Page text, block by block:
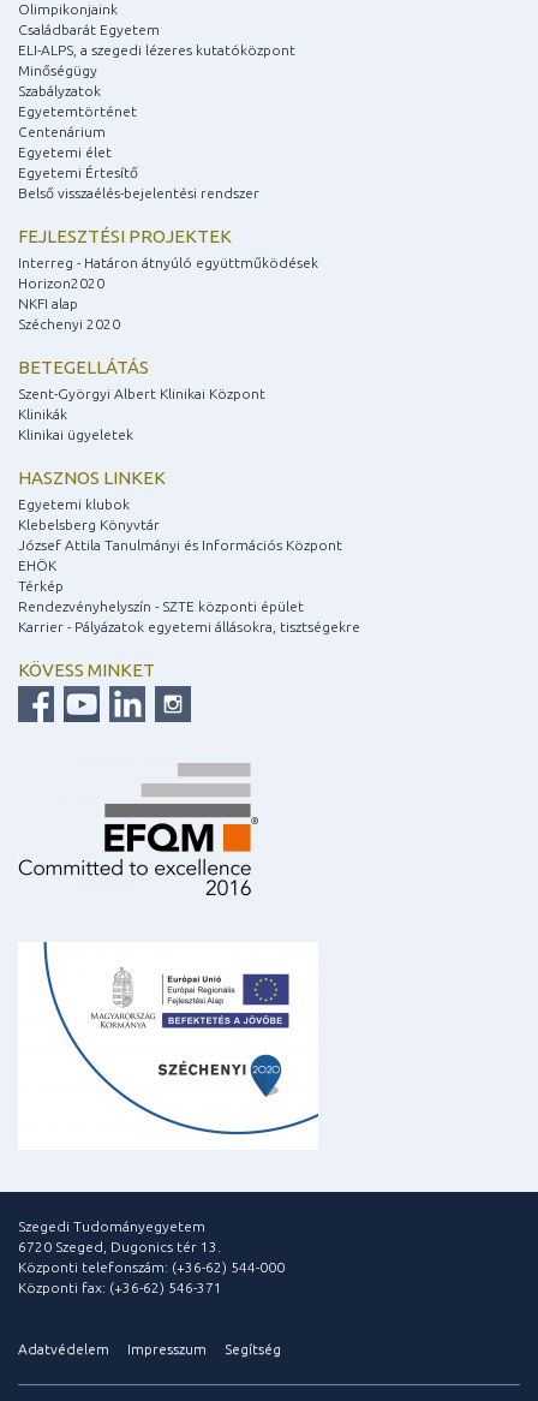
Olimpikonjaink
Családbarát Egyetem
ELI-ALPS, a szegedi lézeres kutatóközpont
Minőségügy
Szabályzatok
Egyetemtörténet
Centenárium
Egyetemi élet
Egyetemi Értesítő
Belső visszaélés-bejelentési rendszer
FEJLESZTÉSI PROJEKTEK
Interreg - Határon átnyúló együttműködések
Horizon2020
NKFI alap
Széchenyi 2020
BETEGELLÁTÁS
Szent-Györgyi Albert Klinikai Központ
Klinikák
Klinikai ügyeletek
HASZNOS LINKEK
Egyetemi klubok
Klebelsberg Könyvtár
József Attila Tanulmányi és Információs Központ
EHÖK
Térkép
Rendezvényhelyszín - SZTE központi épület
Karrier - Pályázatok egyetemi állásokra, tisztségekre
KÖVESS MINKET
Szegedi Tudományegyetem
6720 Szeged, Dugonics tér 13.
Központi telefonszám: (+36-62) 544-000
Központi fax: (+36-62) 546-371
Adatvédelem Impresszum Segítség